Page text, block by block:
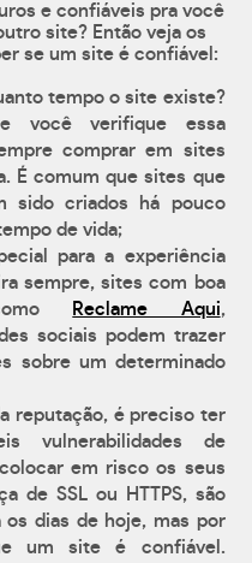
e confiáveis pra você
site? Então veja os
se um site é confiável:
tempo o site existe?
você verifique essa
comprar em sites
É comum que sites que
sido criados há pouco
de vida;
para a experiência
sempre, sites com boa
Reclame Aqui,
sociais podem trazer
sobre um determinado
reputação, é preciso ter
vulnerabilidades de
em risco os seus
de SSL ou HTTPS, são
dias de hoje, mas por
um site é confiável.